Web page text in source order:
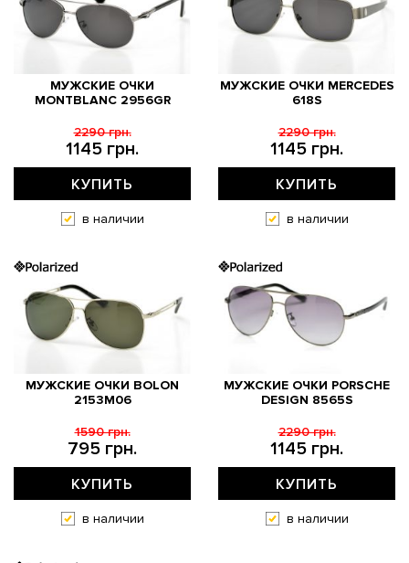
МУЖСКИЕ ОЧКИ
MONTBLANC 2956GR
1145 грн.
2290 грн.
КУПИТЬ
в наличии
МУЖСКИЕ ОЧКИ MERCEDES
618S
1145 грн.
2290 грн.
КУПИТЬ
в наличии
МУЖСКИЕ ОЧКИ BOLON
2153M06
795 грн.
1590 грн.
КУПИТЬ
в наличии
МУЖСКИЕ ОЧКИ PORSCHE
DESIGN 8565S
1145 грн.
2290 грн.
КУПИТЬ
в наличии